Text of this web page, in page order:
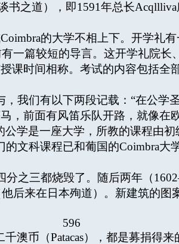
书之道），即1591年总长
的大学不相上下。开学礼
有一篇较短的导言。这开学礼院
课时间相称。考试的内容包括全
我们有以下两段记载：“在公学
，前面有风笛乐队开路，就像在
学是一座大学，所教的课程由
文科课程已和葡国的Coimbra大
分之三都烧毁了。随后两年（
他后来在日本殉道）。新建筑的
596
澳币（Patacas），都是募捐得